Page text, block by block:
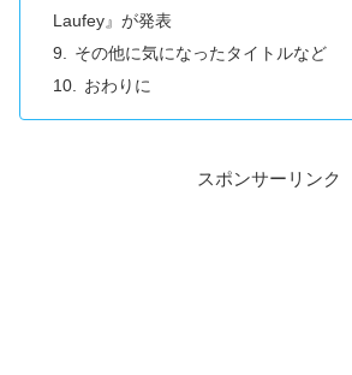
Laufey』が発表
その他に気になったタイトルなど
おわりに
スポンサーリンク